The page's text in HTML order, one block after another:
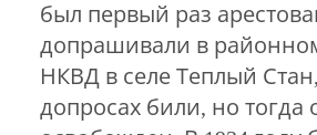
был первый раз
допрашивали в
НКВД в селе Теплый
допросах били, но тогда